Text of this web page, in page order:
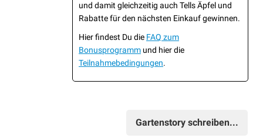
und damit gleichzeitig auch Tells Äpfel und
Rabatte für den nächsten Einkauf gewinnen.
Hier findest Du die FAQ zum
Bonusprogramm und hier die
Teilnahmebedingungen.
Gartenstory schreiben...